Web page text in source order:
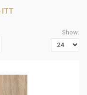
ITT
Show: